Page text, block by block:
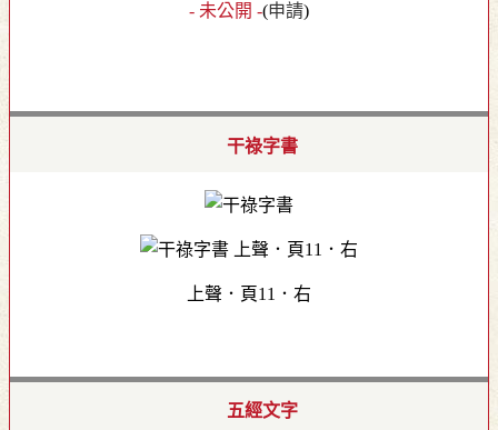
- 未公開 -(申請)
干祿字書
上聲．頁11．右
五經文字